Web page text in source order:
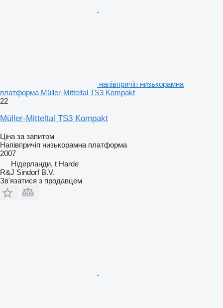
напівпричіп низькорамна
платформа Müller-Mitteltal TS3 Kompakt
22
Müller-Mitteltal TS3 Kompakt
Ціна за запитом
Напівпричіп низькорамна платформа
2007
Нідерланди, t Harde
R&J Sindorf B.V.
Зв'язатися з продавцем